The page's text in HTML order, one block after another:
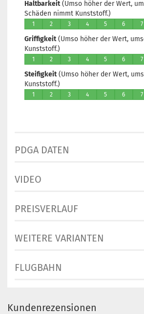
Haltbarkeit(Umso höher der Wert,
Schäden nimmt Kunststoff.)
1 2 3 4 5 6 7
Griffigkeit(Umso höher der Wert,
Kunststoff.)
1 2 3 4 5 6 7
Steifigkeit(Umso höher der Wert,
Kunststoff.)
1 2 3 4 5 6 7
PDGA DATEN
VIDEO
PREISVERLAUF
WEITERE VARIANTEN
FLUGBAHN
Kundenrezensionen